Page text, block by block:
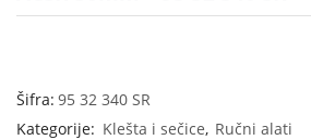
Šifra: 95 32 340 SR
Kategorije: Klešta i sečice, Ručni alati